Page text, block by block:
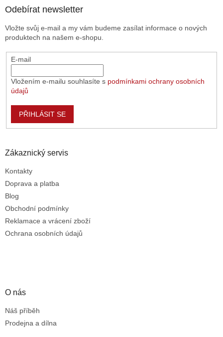
Odebírat newsletter
Vložte svůj e-mail a my vám budeme zasílat informace o nových
produktech na našem e-shopu.
E-mail
Vložením e-mailu souhlasíte s podmínkami ochrany osobních
údajů
PŘIHLÁSIT SE
Zákaznický servis
Kontakty
Doprava a platba
Blog
Obchodní podmínky
Reklamace a vrácení zboží
Ochrana osobních údajů
O nás
Náš příběh
Prodejna a dílna